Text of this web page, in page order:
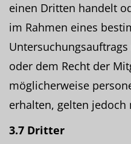
einen Dritten handelt
im Rahmen eines
oder dem Recht der
möglicherweise
erhalten, gelten jedoch
3.7 Dritter